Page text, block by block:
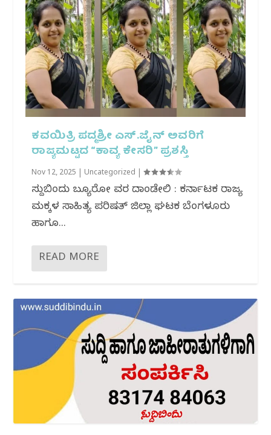
ಕವಯಿತ್ರಿ ಪದ್ಮಶ್ರೀ ಎಸ್.ಜೈನ್ ಅವರಿಗೆ
ರಾಜ್ಯಮಟ್ಟದ “ಕಾವ್ಯ ಕೇಸರಿ” ಪ್ರಶಸ್ತಿ
Nov 12, 2025 Uncategorized |
ಸುದ್ದಿಬಿಂದು ಬ್ಯೂರೋ ವರದಿ ದಾಂಡೇಲಿ : ಕರ್ನಾಟಕ ರಾಜ್ಯ
ಮಕ್ಕಳ ಸಾಹಿತ್ಯ ಪರಿಷತ್ ಜಿಲ್ಲಾ ಘಟಕ ಬೆಂಗಳೂರು
ಹಾಗೂ...
READ MORE